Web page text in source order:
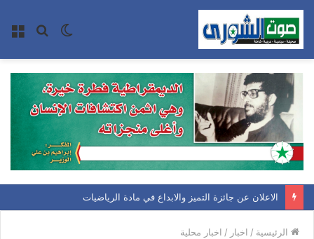
بحث الوضع
الاعلان عن جائزة التميز والابداع في مادة الرياضيات
الرئيسية / اخبار / اخبار محلية